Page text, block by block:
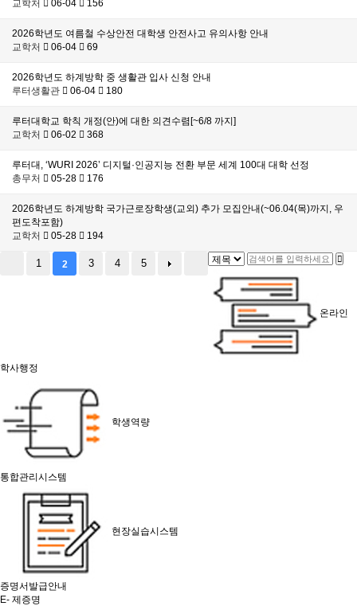
교학처
06-04 156
2026학년도 여름철 수상안전 대학생 안전사고 유의사항 안내
교학처
06-04 69
2026학년도 하계방학 중 생활관 입사 신청 안내
루터생활관
06-04 180
루터대학교 학칙 개정(안)에 대한 의견수렴[~6/8 까지]
교학처
06-02 368
루터대, ‘WURI 2026’ 디지털·인공지능 전환 부문 세계 100대 대학 선정
총무처
05-28 176
2026학년도 하계방학 국가근로장학생(교외) 추가 모집안내(~06.04(목)까지, 우
편도착포함)
교학처
05-28 194
1 2 3 4 5
온라인
학사행정
학생역량
통합관리시스템
현장실습시스템
증명서발급안내
E- 제증명